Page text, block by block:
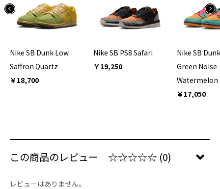
Nike SB Dunk Low
Saffron Quartz
￥18,700
Nike SB PS8 Safari
￥19,250
Nike SB
Green Noise
Watermelon
￥17,050
この商品のレビュー ☆☆☆☆☆ (0)
レビューはありません。